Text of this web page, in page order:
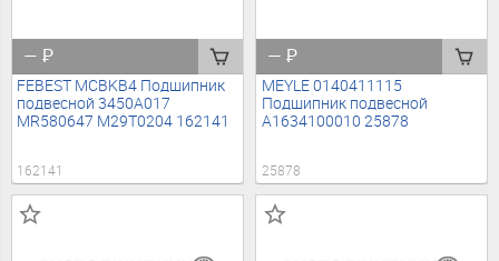
—₽
FEBEST MCBKB4 Подшипник
подвесной 3450A017
MR580647 M29T0204 162141
162141
—₽
MEYLE 0140411115
Подшипник подвесной
A1634100010 25878
25878